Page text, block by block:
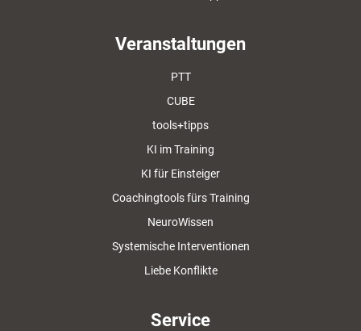
Veranstaltungen
PTT
CUBE
tools+tipps
KI im Training
KI für Einsteiger
Coachingtools fürs Training
NeuroWissen
Systemische Interventionen
Liebe Konflikte
Service